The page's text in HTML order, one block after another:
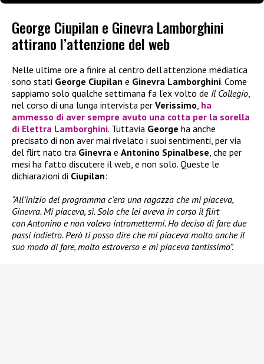
George Ciupilan e Ginevra Lamborghini
attirano l’attenzione del web
Nelle ultime ore a finire al centro dell’attenzione mediatica
sono stati George Ciupilan e Ginevra Lamborghini. Come
sappiamo solo qualche settimana fa l’ex volto de Il Collegio,
nel corso di una lunga intervista per Verissimo, ha
ammesso di aver sempre avuto una cotta per la sorella
di Elettra Lamborghini. Tuttavia George ha anche
precisato di non aver mai rivelato i suoi sentimenti, per via
del flirt nato tra Ginevra e Antonino Spinalbese, che per
mesi ha fatto discutere il web, e non solo. Queste le
dichiarazioni di Ciupilan:
“All’inizio del programma c’era una ragazza che mi piaceva,
Ginevra. Mi piaceva, sì. Solo che lei aveva in corso il flirt
con Antonino e non volevo intromettermi. Ho deciso di fare due
passi indietro. Però ti posso dire che mi piaceva molto anche il
suo modo di fare, molto estroverso e mi piaceva tantissimo”.